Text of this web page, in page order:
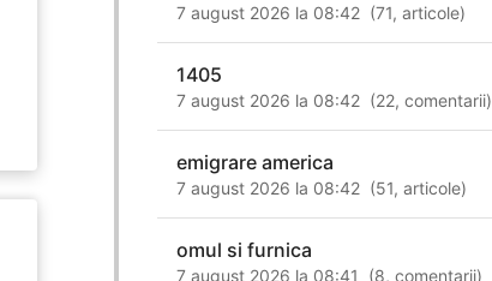
7 august 2026 la 08:42 (71,articole)
1405
7 august 2026 la 08:42 (22,comentarii)
emigrare america
7 august 2026 la 08:42 (51,articole)
omul si furnica
7 august 2026 la 08:41 (8,comentarii)